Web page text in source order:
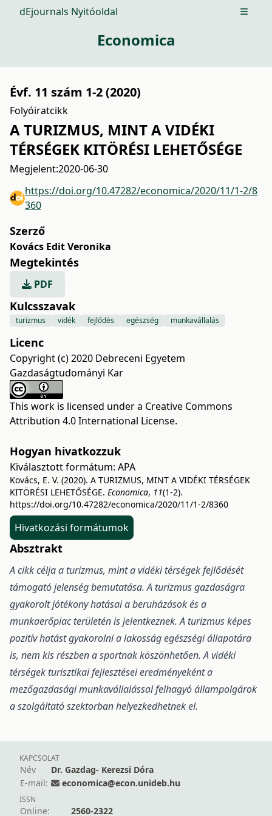
dEjournals Nyitóoldal Open
Economica
Évf. 11 szám 1-2 (2020)
Folyóiratcikk
A TURIZMUS, MINT A VIDÉKI
TÉRSÉGEK KITÖRÉSI LEHETŐSÉGE
Megjelent:2020-06-30
https://doi.org/10.47282/economica/2020/11/1-2/8
360
Szerző
Kovács Edit Veronika
Megtekintés
PDF
Kulcsszavak
turizmus vidék fejlődés egészség munkavállalás
Licenc
Copyright (c) 2020 Debreceni Egyetem
Gazdaságtudományi Kar
This work is licensed under a Creative Commons
Attribution 4.0 International License.
Hogyan hivatkozzuk
Kiválasztott formátum: APA
Kovács, E. V. (2020). A TURIZMUS, MINT A VIDÉKI TÉRSÉGEK
KITÖRÉSI LEHETŐSÉGE. Economica, 11(1-2).
https://doi.org/10.47282/economica/2020/11/1-2/8360
Hivatkozási formátumok
Absztrakt
A cikk célja a turizmus, mint a vidéki térségek fejlődését
támogató jelenség bemutatása. A turizmus gazdaságra
gyakorolt jótékony hatásai a beruházások és a
munkaerőpiac területén is jelentkeznek. A turizmus képes
pozitív hatást gyakorolni a lakosság egészségi állapotára
is, nem kis részben a sportnak köszönhetően. A vidéki
térségek turisztikai fejlesztései eredményeként a
mezőgazdasági munkavállalással felhagyó állampolgárok
a szolgáltató szektorban helyezkedhetnek el.
KAPCSOLAT
Név
Dr. Gazdag- Kerezsi Dóra
E-mail:
economica@econ.unideb.hu
ISSN
Online: 2560-2322